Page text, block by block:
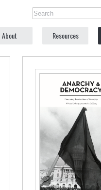
About Resources